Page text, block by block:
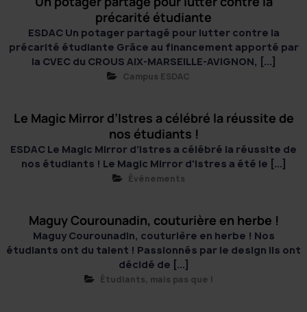
précarité étudiante
ESDAC Un potager partagé pour lutter contre la
précarité étudiante Grâce au financement apporté par
la CVEC du CROUS AIX-MARSEILLE-AVIGNON, [...]
Campus ESDAC
Le Magic Mirror d’Istres a célébré la réussite de
nos étudiants !
ESDAC Le Magic Mirror d’Istres a célébré la réussite de
nos étudiants ! Le Magic Mirror d'Istres a été le [...]
Événements
Maguy Courounadin, couturière en herbe !
Maguy Courounadin, couturière en herbe ! Nos
étudiants ont du talent ! Passionnés par le design ils ont
décidé de [...]
Étudiants, mais pas que !